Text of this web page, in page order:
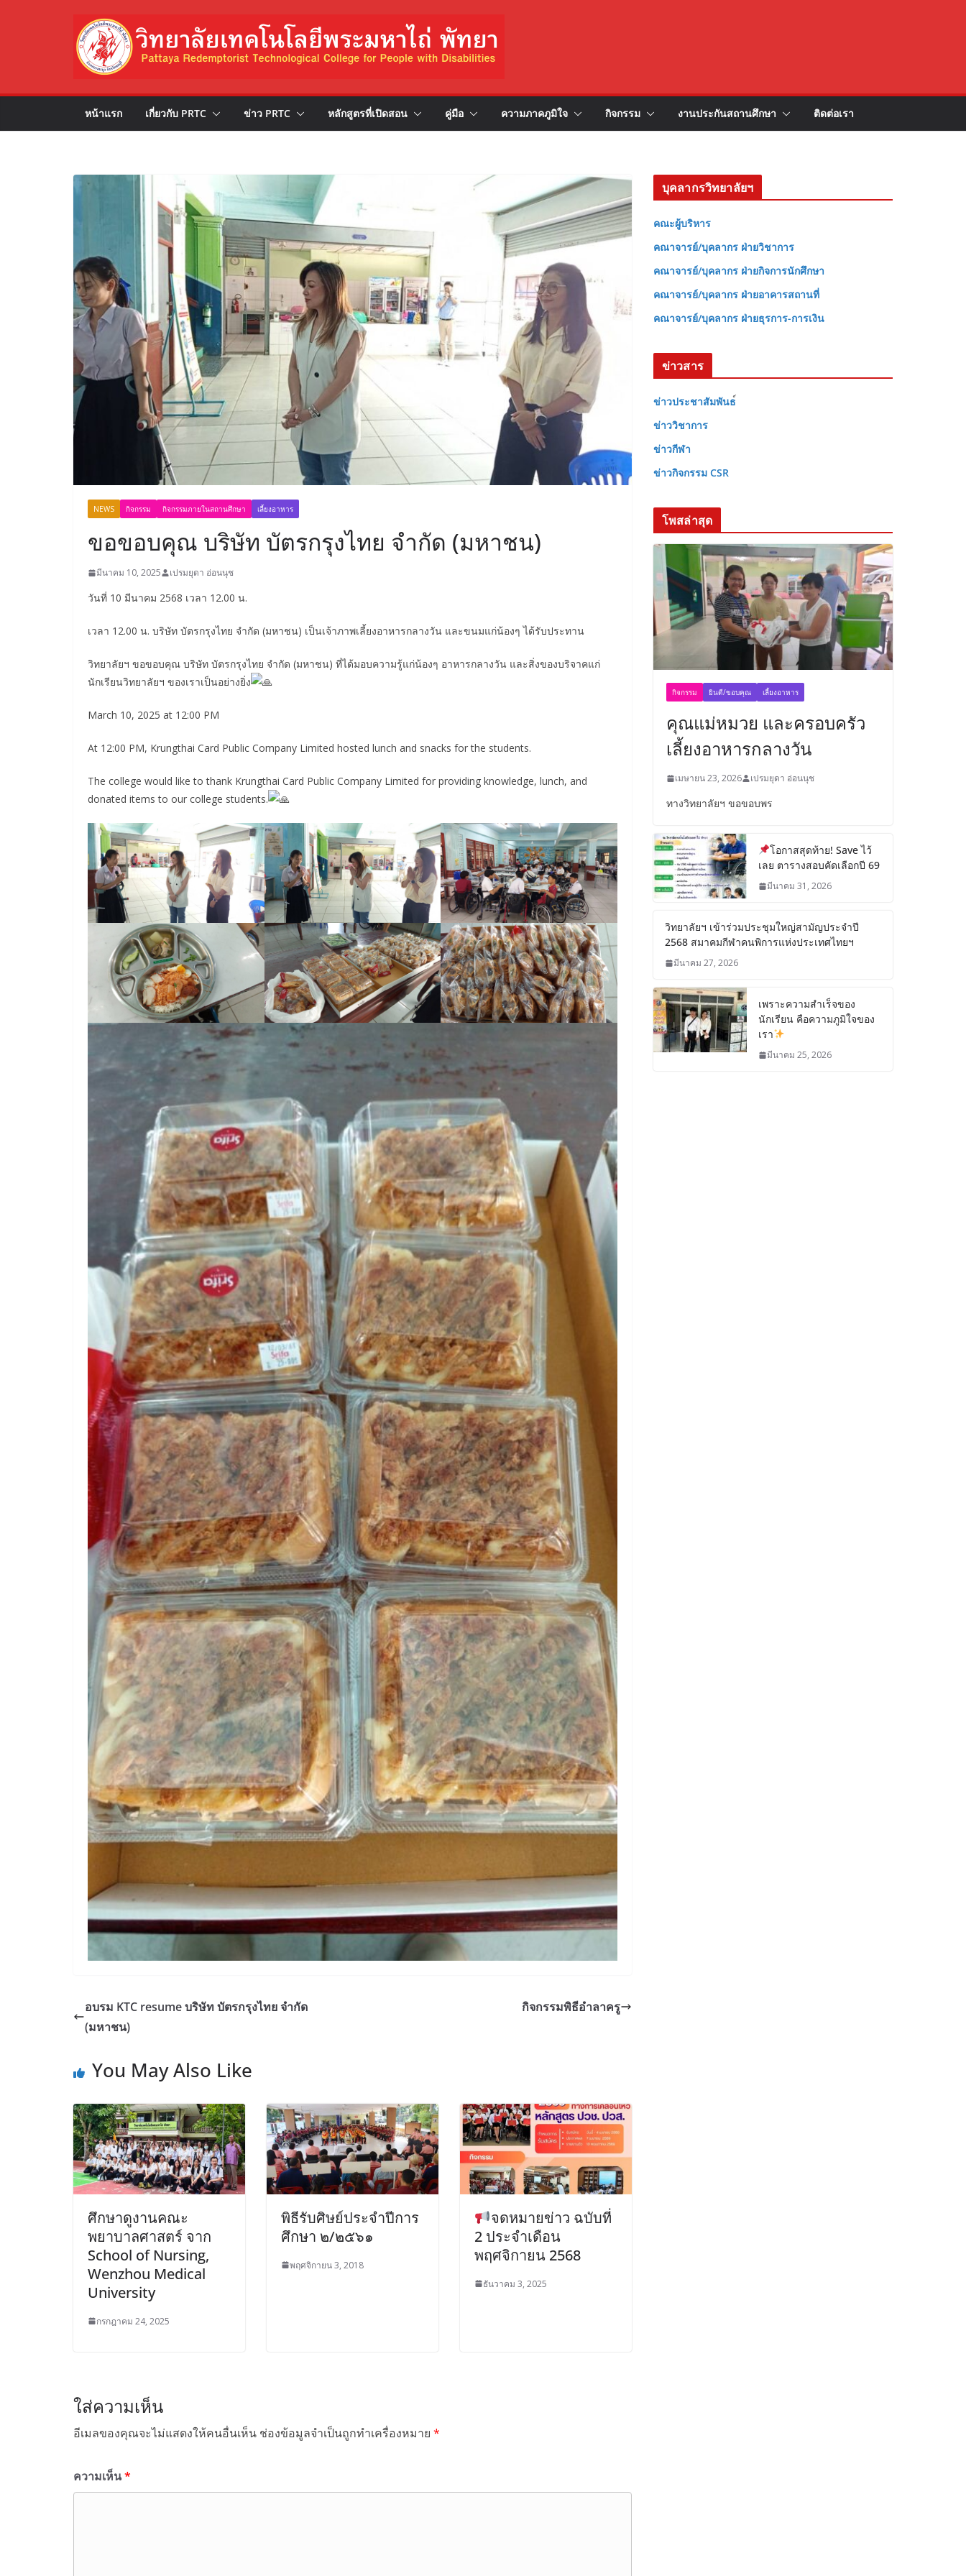
หน้าแรก เกี่ยวกับ PRTC ข่าว PRTC หลักสูตรที่เปิดสอน คู่มือ ความภาคภูมิใจ กิจกรรม งานประกันสถานศึกษา ติดต่อเรา
NEWS กิจกรรม กิจกรรมภายในสถานศึกษา เลี้ยงอาหาร
ขอขอบคุณ บริษัท บัตรกรุงไทย จํากัด (มหาชน)
มีนาคม 10, 2025 เปรมยุดา อ่อนนุช
วันที่ 10 มีนาคม 2568 เวลา 12.00 น.
เวลา 12.00 น. บริษัท บัตรกรุงไทย จํากัด (มหาชน) เป็นเจ้าภาพเลี้ยงอาหารกลางวัน และขนมแก่น้องๆ ได้รับประทาน
วิทยาลัยฯ ขอขอบคุณ บริษัท บัตรกรุงไทย จํากัด (มหาชน) ที่ได้มอบความรู้แก่น้องๆ อาหารกลางวัน และสิ่งของบริจาคแก่
นักเรียนวิทยาลัยฯ ของเราเป็นอย่างยิ่ง
March 10, 2025 at 12:00 PM
At 12:00 PM, Krungthai Card Public Company Limited hosted lunch and snacks for the students.
The college would like to thank Krungthai Card Public Company Limited for providing knowledge, lunch, and
donated items to our college students.
อบรม KTC resume บริษัท บัตรกรุงไทย จํากัด
(มหาชน)
กิจกรรมพิธีอำลาครู
You May Also Like
ศึกษาดูงานคณะ
พยาบาลศาสตร์ จาก
School of Nursing,
Wenzhou Medical
University
กรกฎาคม 24, 2025
พิธีรับศิษย์ประจำปีการ
ศึกษา ๒/๒๕๖๑
พฤศจิกายน 3, 2018
จดหมายข่าว ฉบับที่
2 ประจำเดือน
พฤศจิกายน 2568
ธันวาคม 3, 2025
ใส่ความเห็น
อีเมลของคุณจะไม่แสดงให้คนอื่นเห็น ช่องข้อมูลจำเป็นถูกทำเครื่องหมาย *
ความเห็น*
บุคลากรวิทยาลัยฯ
คณะผู้บริหาร
คณาจารย์/บุคลากร ฝ่ายวิชาการ
คณาจารย์/บุคลากร ฝ่ายกิจการนักศึกษา
คณาจารย์/บุคลากร ฝ่ายอาคารสถานที่
คณาจารย์/บุคลากร ฝ่ายธุรการ-การเงิน
ข่าวสาร
ข่าวประชาสัมพันธ
ข่าววิชาการ
ข่าวกีฬา
ข่าวกิจกรรม CSR
โพสล่าสุด
กิจกรรม ยินดี/ขอบคุณ เลี้ยงอาหาร
คุณแม่หมวย และครอบครัว
เลี้ยงอาหารกลางวัน
เมษายน 23, 2026 เปรมยุดา อ่อนนุช
ทางวิทยาลัยฯ ขอขอบพร
โอกาสสุดท้าย! Save ไว้
เลย ตารางสอบคัดเลือกปี 69
มีนาคม 31, 2026
วิทยาลัยฯ เข้าร่วมประชุมใหญ่สามัญประจำปี
2568 สมาคมกีฬาคนพิการแห่งประเทศไทยฯ
มีนาคม 27, 2026
เพราะความสำเร็จของ
นักเรียน คือความภูมิใจของ
เรา
มีนาคม 25, 2026